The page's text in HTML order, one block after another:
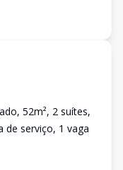
52m², 2 suítes,
de serviço, 1 vaga